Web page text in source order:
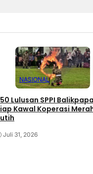
NASIONAL
Lulusan SPPI
Kawal Koperasi
Juli 31, 2026